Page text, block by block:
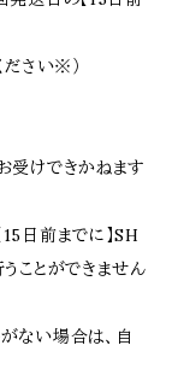
ださい※）
受けできかねます
日前までに】SH
ことができません
ない場合は、自